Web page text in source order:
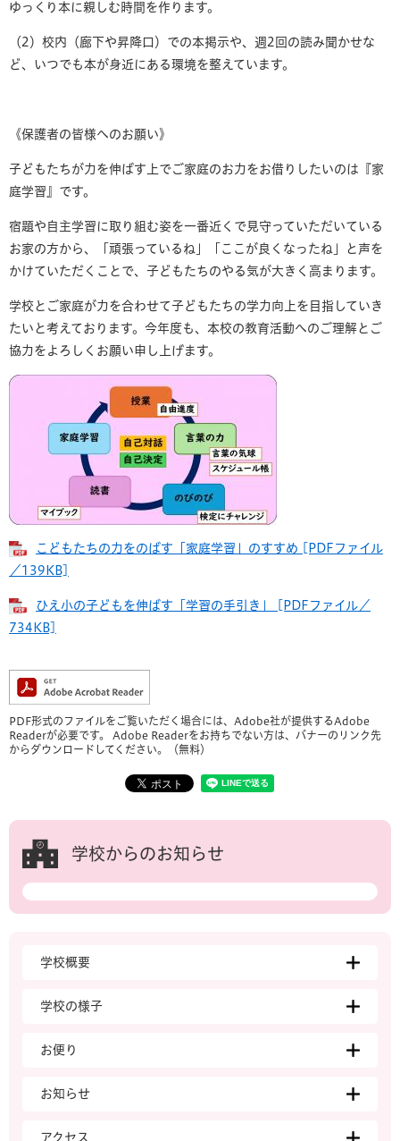
ゆっくり本に親しむ時間を作ります。
（2）校内（廊下や昇降口）での本掲示や、週2回の読み聞かせな
ど、いつでも本が身近にある環境を整えています。
《保護者の皆様へのお願い》
子どもたちが力を伸ばす上でご家庭のお力をお借りしたいのは『家
庭学習』です。
宿題や自主学習に取り組む姿を一番近くで見守っていただいている
お家の方から、「頑張っているね」「ここが良くなったね」と声を
かけていただくことで、子どもたちのやる気が大きく高まります。
学校とご家庭が力を合わせて子どもたちの学力向上を目指していき
たいと考えております。今年度も、本校の教育活動へのご理解とご
協力をよろしくお願い申し上げます。
こどもたちの力をのばす「家庭学習」のすすめ [PDFファイル
／139KB]
ひえ小の子どもを伸ばす「学習の手引き」 [PDFファイル／
734KB]
PDF形式のファイルをご覧いただく場合には、Adobe社が提供するAdobe
Readerが必要です。
Adobe Readerをお持ちでない方は、バナーのリンク先
からダウンロードしてください。（無料）
学校からのお知らせ
学校概要
学校の様子
お便り
お知らせ
アクセス